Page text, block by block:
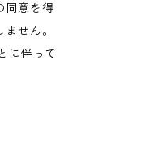
同意を得
せん。
に伴って